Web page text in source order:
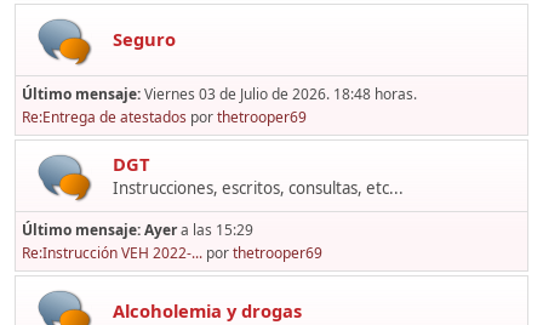
Seguro
Último mensaje:Viernes 03 de Julio de 2026. 18:48 horas.
Re:Entrega de atestados porthetrooper69
DGT
Instrucciones, escritos, consultas, etc...
Último mensaje:Ayera las 15:29
Re:Instrucción VEH 2022-... porthetrooper69
Alcoholemia y drogas